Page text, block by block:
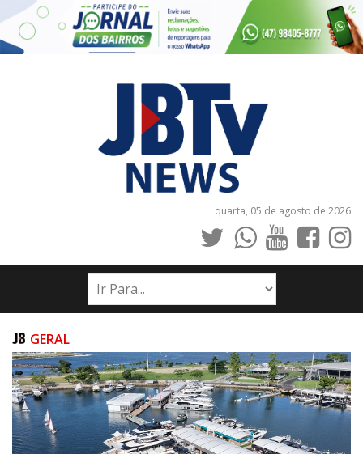
quarta, 05 de agosto de 2026
INÍCIO
NOTÍCIAS
PUBLICAÇÕES LEGAIS
CONTATO
GERAL